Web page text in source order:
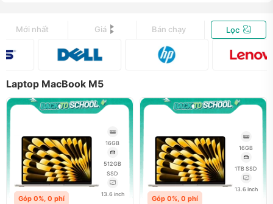
Mới nhất Giá Bán chạy Lọc
Laptop MacBook M5
Góp 0%, 0 phí
16GB
512GB
SSD
13.6 inch
Góp 0%, 0 phí
16GB
1TB SSD
13.6 inch